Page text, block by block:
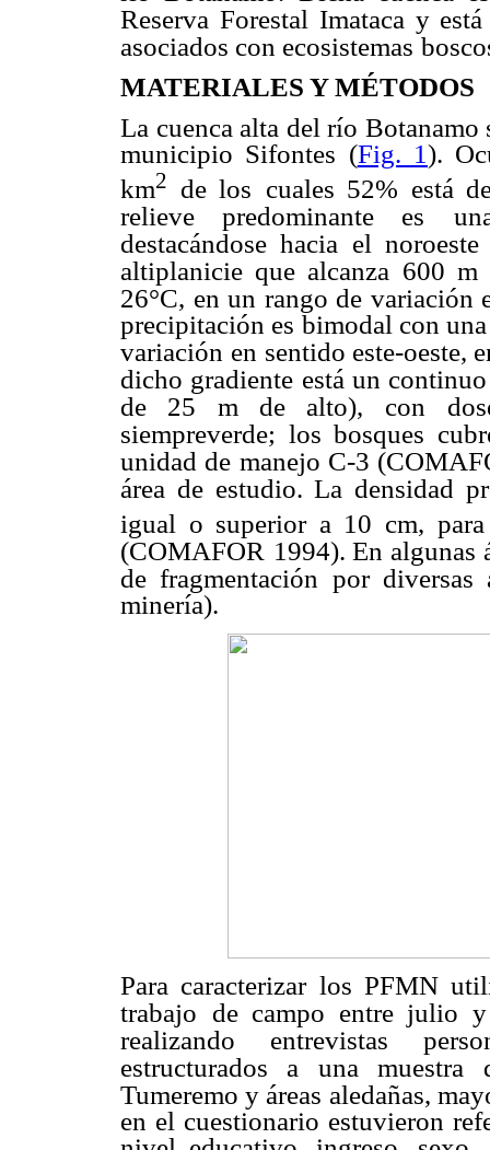
Reserva Forestal Imataca y
asociados con ecosistemas
MATERIALES Y MÉTODOS
La cuenca alta del río Botanamo
municipio Sifontes (Fig. 1).
km2 de los cuales 52% está
relieve predominante es
destacándose hacia el
altiplanicie que alcanza 600 m
26°C, en un rango de
precipitación es bimodal con
variación en sentido este-oeste,
dicho gradiente está un
de 25 m de alto),
con
siempreverde; los bosques
unidad de manejo C-3
área de estudio. La densidad
igual o superior a 10 cm,
(COMAFOR 1994). En algunas
de fragmentación por diversas
minería).
Para caracterizar los PFMN
trabajo de campo entre julio
realizando entrevistas
estructurados a una
Tumeremo y áreas aledañas,
en el cuestionario estuvieron